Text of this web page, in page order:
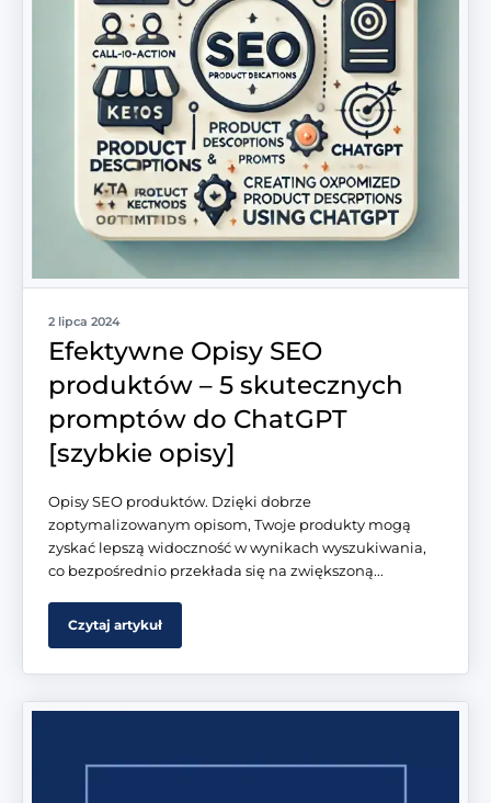
2 lipca 2024
Efektywne Opisy SEO
produktów – 5 skutecznych
promptów do ChatGPT
[szybkie opisy]
Opisy SEO produktów. Dzięki dobrze
zoptymalizowanym opisom, Twoje produkty mogą
zyskać lepszą widoczność w wynikach wyszukiwania,
co bezpośrednio przekłada się na zwiększoną...
Czytaj artykuł